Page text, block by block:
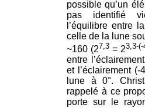
possible qu’un
pas identifié
l’équilibre entre
celle de la lune
~160 (27,3 = 23,3-(-
entre
et l’éclairement
lune à 0°.
rappelé à ce
porte sur le